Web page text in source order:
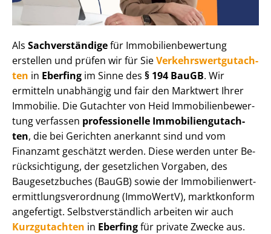
Als Sachverständigefür Im­mo­bi­li­en­be­wer­tung
erstellen und prüfen wir für SieVer­kehrs­wert­gut­ach­
ten in Eberfing im Sinne des § 194 BauGB. Wir
ermitteln unabhängig und fair den Marktwert Ihrer
Immobilie. Die Gutachter von Heid Im­mo­bi­li­en­be­wer­
tung verfassen professionelle Im­mo­bi­li­en­gut­ach­
ten, die bei Gerichten anerkannt sind und vom
Finanzamt geschätzt werden. Diese werden unter Be­
rück­sich­ti­gung, der gesetzlichen Vorgaben, des
Baugesetzbuches (BauGB) sowie der Im­mo­bi­li­en­wert­
ermitt­lungs­ver­ord­nung (ImmoWertV), marktkonform
angefertigt. Selbst­ver­ständ­lich arbeiten wir auch
Kurzgutachten in Eberfingfür private Zwecke aus.